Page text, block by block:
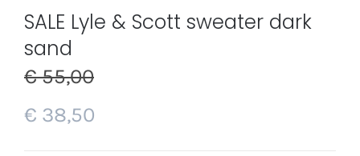
SALE Lyle & Scott sweater dark
sand
€55,00
€ 38,50